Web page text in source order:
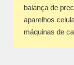
balança de
aparelhos
máquinas de